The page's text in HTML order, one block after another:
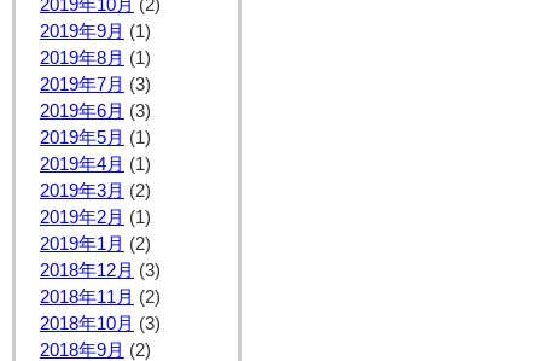
2019年10月 (2)
2019年9月 (1)
2019年8月 (1)
2019年7月 (3)
2019年6月 (3)
2019年5月 (1)
2019年4月 (1)
2019年3月 (2)
2019年2月 (1)
2019年1月 (2)
2018年12月 (3)
2018年11月 (2)
2018年10月 (3)
2018年9月 (2)